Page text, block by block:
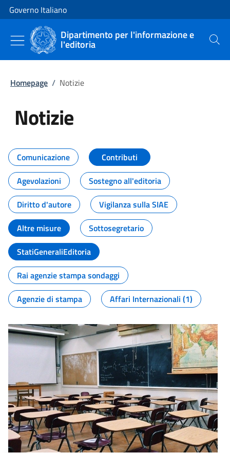
Vai al contenuto
Vai alla navigazione del sito
Governo Italiano
Dipartimento per l'informazione e
l'editoria Cerca
Homepage / Notizie
Notizie
Tutti i contenuti della pagina
Comunicazione
Contributi
Agevolazioni
Sostegno all'editoria
Diritto d'autore
Vigilanza sulla SIAE
Altre misure
Sottosegretario
StatiGeneraliEditoria
Rai agenzie stampa sondaggi
Agenzie di stampa
Affari Internazionali (1)